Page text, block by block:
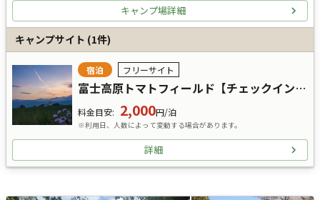
キャンプ場詳細
キャンプサイト (1件)
宿泊 フリーサイト
富士高原トマトフィールド【チェックイン9:00～可】
料金目安: 2,000円/泊
※利用日、人数によって変動する場合があります。
詳細